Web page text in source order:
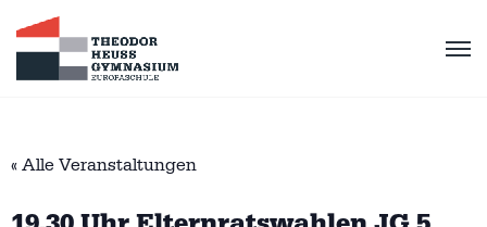
« Alle Veranstaltungen